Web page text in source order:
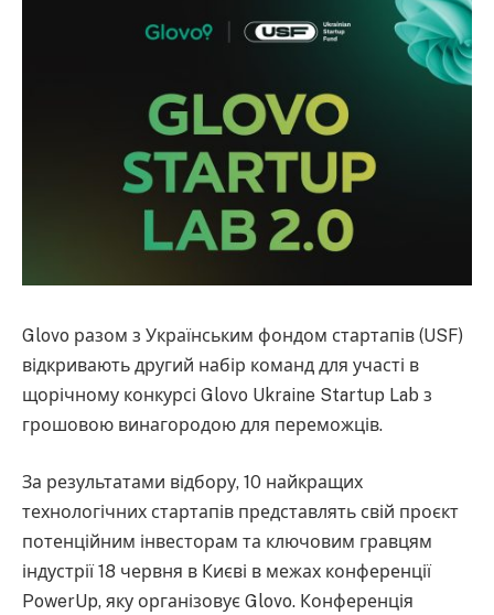
Glovo разом з Українським фондом стартапів (USF)
відкривають другий набір команд для участі в
щорічному конкурсі Glovo Ukraine Startup Lab з
грошовою винагородою для переможців.
За результатами відбору, 10 найкращих
технологічних стартапів представлять свій проєкт
потенційним інвесторам та ключовим гравцям
індустрії 18 червня в Києві в межах конференції
PowerUp, яку організовує Glovo. Конференція